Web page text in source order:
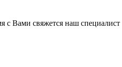
с Вами свяжется наш специалист